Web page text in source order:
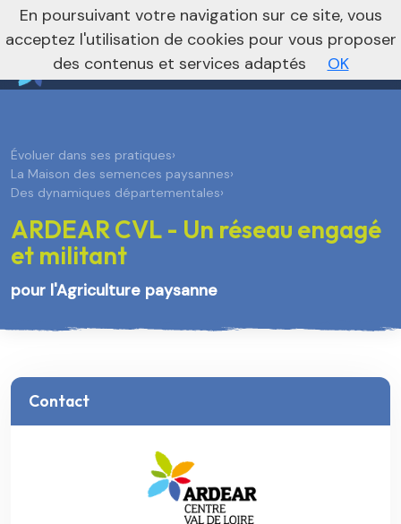
Je m’abonne à la newsletter foncière Vers le site national
nivo_2026: 1
Évoluer dans ses pratiques›
La Maison des semences paysannes›
Des dynamiques départementales›
ARDEAR CVL - Un réseau engagé
et militant
pour l'Agriculture paysanne
Contact
En poursuivant votre navigation sur ce site, vous
acceptez l'utilisation de cookies pour vous proposer
des contenus et services adaptés
OK